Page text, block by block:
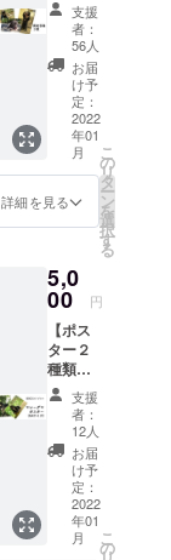
です ・
お礼の
メッ
セージ
(メール)
枚】 ・
ご支援
者様限
定！
BSBCC
のマ
レーグ
マの写
真を、
支援者
様のた
メール
で３種
(各種1
枚) お送
りしま
す ※画
像はイ
メージ
です ・
お礼の
メッ
セージ
(メール)
支援
者：
56人
お届
け予
定：
2022
年01
月
詳細を見る
こ
の
リ
タ
ー
ン
を
選
択
す
る
5,0
00 円
【ポス
ター２
種類】
・オリ
ジナル
A4サイ
ズポス
ターを
２種類
お送り
します
※画像は
支援
者：
12人
お届
け予
定：
2022
年01
月
こ
の